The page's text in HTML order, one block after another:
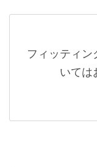
フィッティン
いては